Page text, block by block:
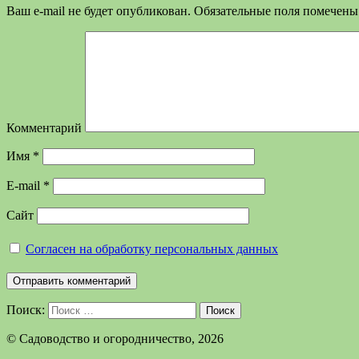
Ваш e-mail не будет опубликован. Обязательные поля
Комментарий
Имя *
E-mail *
Сайт
Согласен на обработку персональных данных
Поиск: Поиск
©️ Садоводство и огородничество, 2026